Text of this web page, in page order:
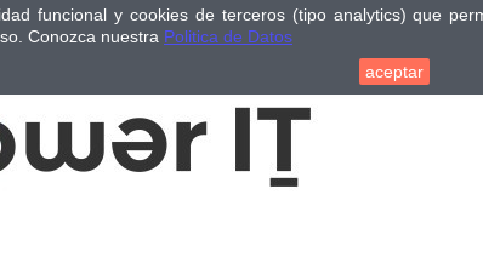
funcional y cookies de terceros (tipo analytics) que
Conozca nuestra Politica de Datos
aceptar